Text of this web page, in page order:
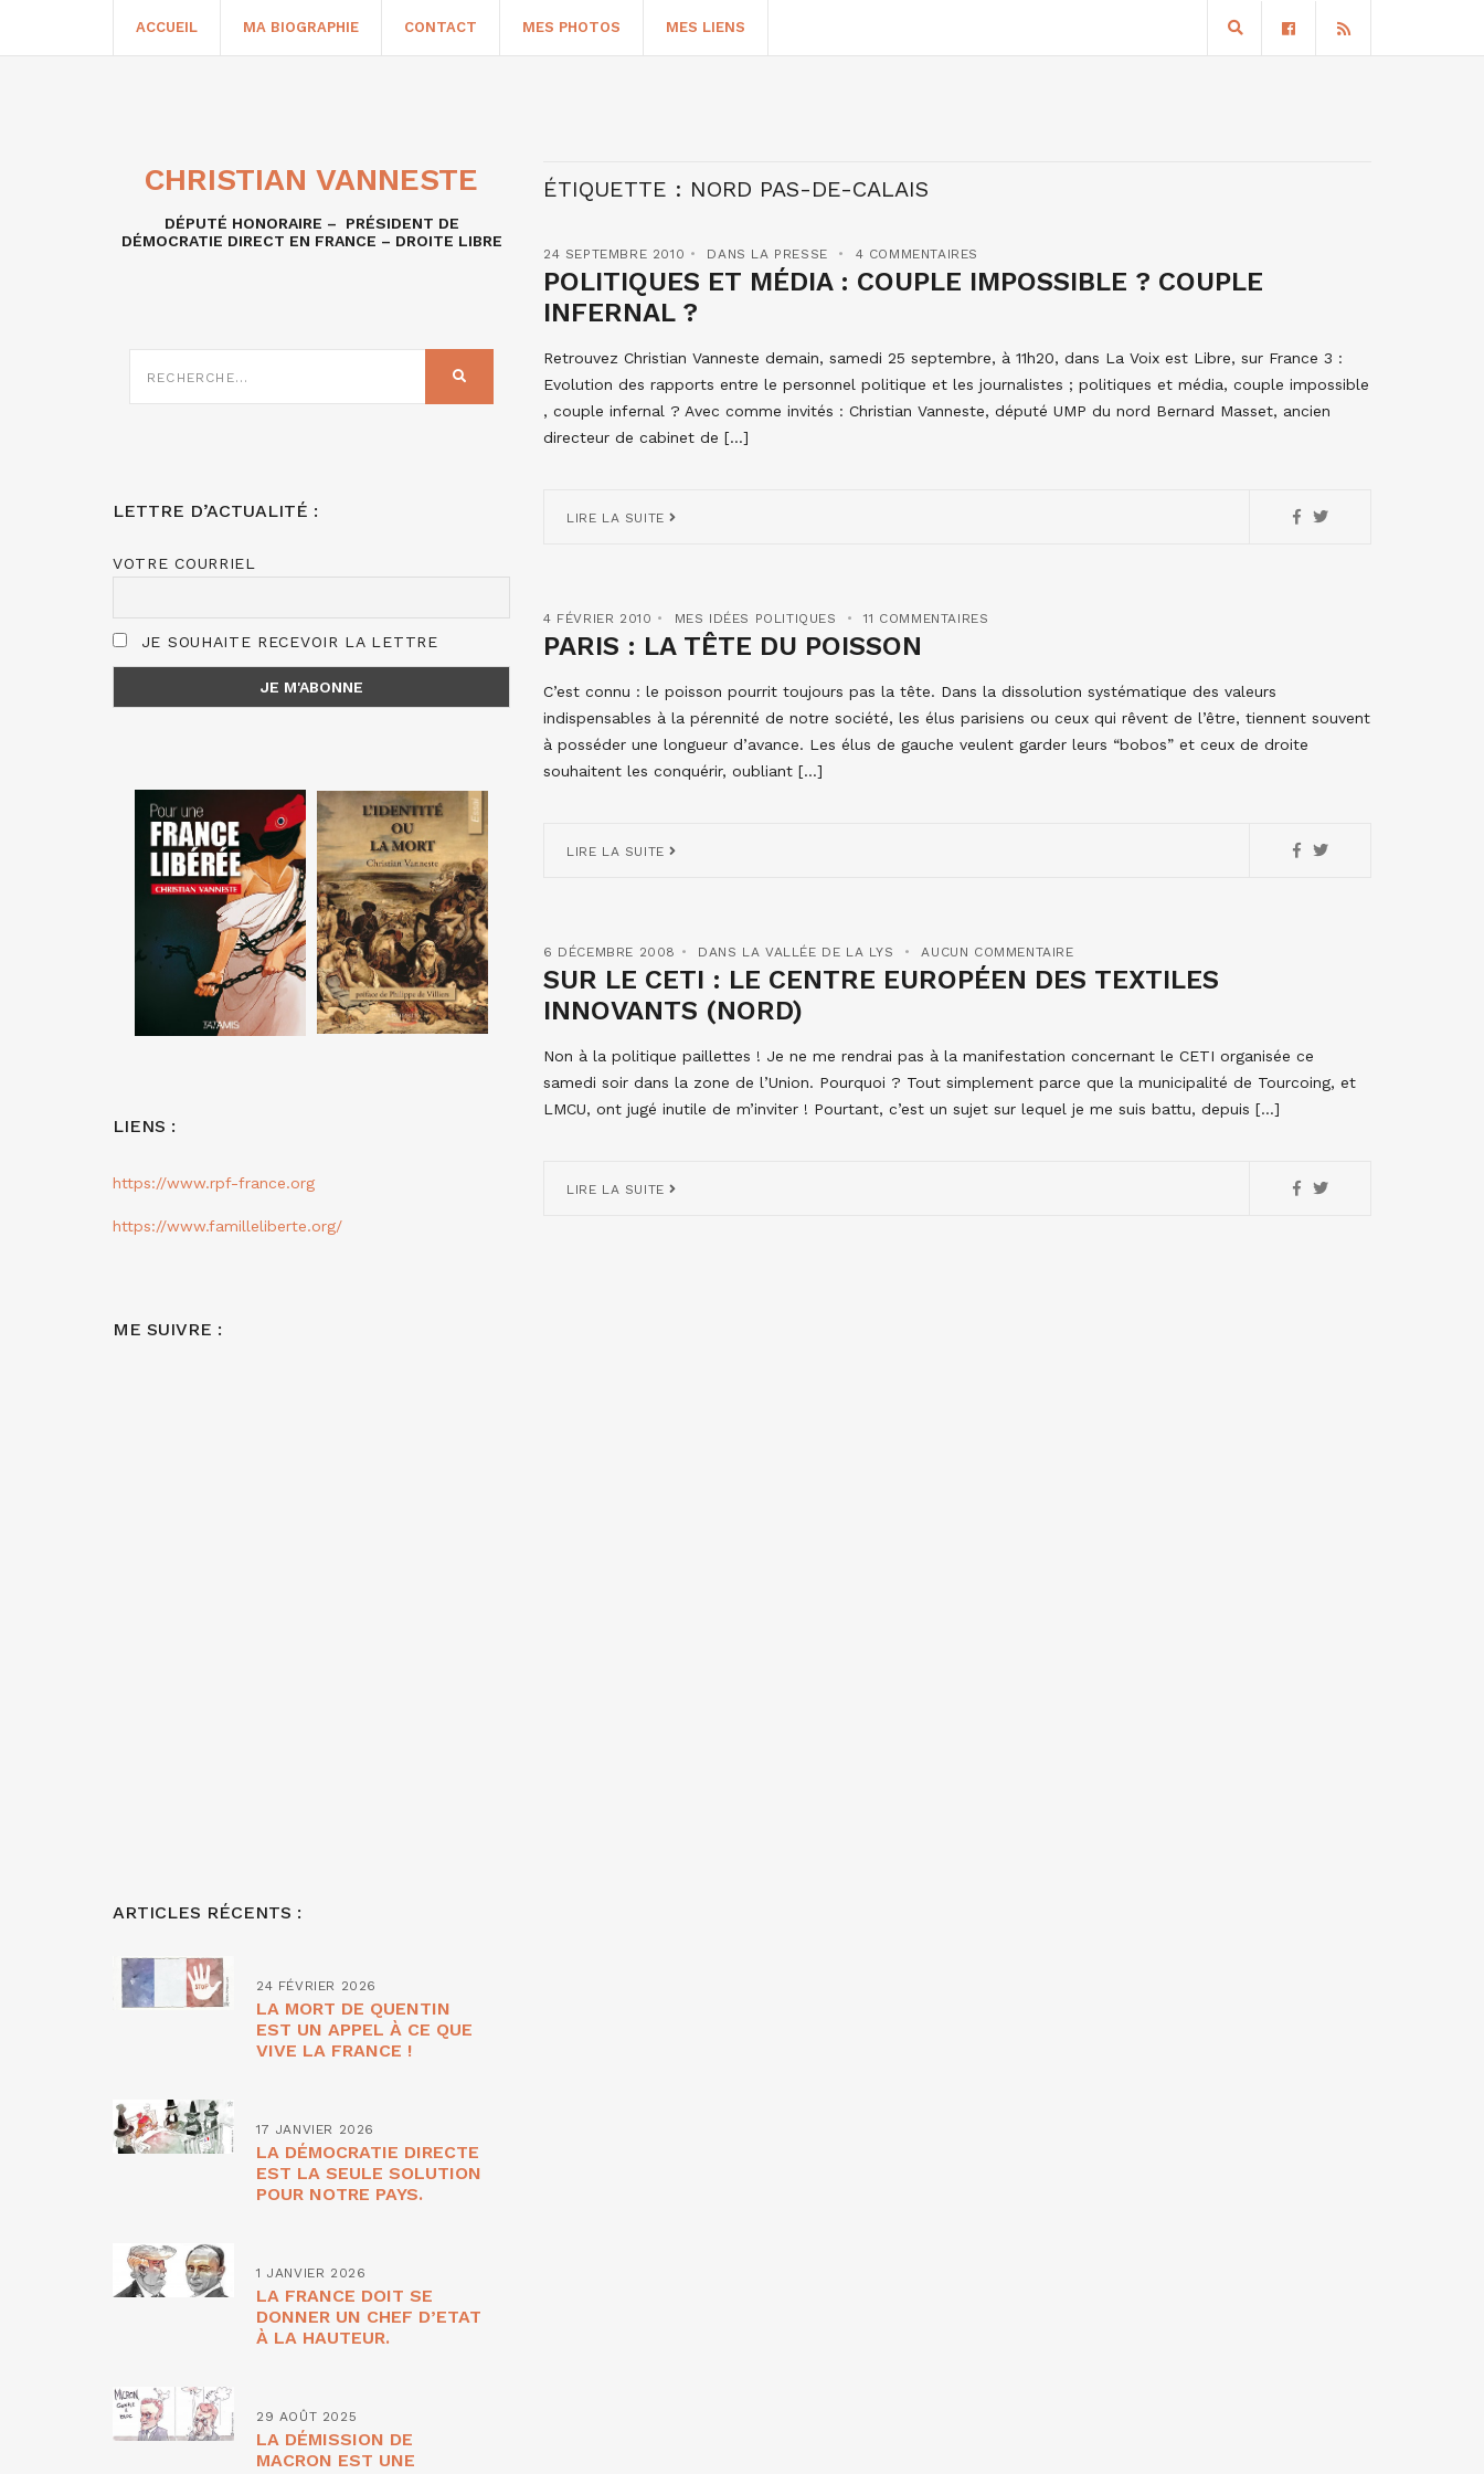
ACCUEIL MA BIOGRAPHIE CONTACT MES PHOTOS MES LIENS
ÉTIQUETTE : NORD PAS-DE-CALAIS
24 SEPTEMBRE 2010 DANS LA PRESSE 4 COMMENTAIRES
POLITIQUES ET MÉDIA : COUPLE IMPOSSIBLE ? COUPLE
INFERNAL ?
Retrouvez Christian Vanneste demain, samedi 25 septembre, à 11h20, dans La Voix est Libre, sur France 3 :
Evolution des rapports entre le personnel politique et les journalistes ; politiques et média, couple impossible
, couple infernal ? Avec comme invités : Christian Vanneste, député UMP du nord Bernard Masset, ancien
directeur de cabinet de […]
LIRE LA SUITE
4 FÉVRIER 2010 MES IDÉES POLITIQUES 11 COMMENTAIRES
PARIS : LA TÊTE DU POISSON
C’est connu : le poisson pourrit toujours pas la tête. Dans la dissolution systématique des valeurs
indispensables à la pérennité de notre société, les élus parisiens ou ceux qui rêvent de l’être, tiennent souvent
à posséder une longueur d’avance. Les élus de gauche veulent garder leurs “bobos” et ceux de droite
souhaitent les conquérir, oubliant […]
LIRE LA SUITE
6 DÉCEMBRE 2008 DANS LA VALLÉE DE LA LYS AUCUN COMMENTAIRE
SUR LE CETI : LE CENTRE EUROPÉEN DES TEXTILES
INNOVANTS (NORD)
Non à la politique paillettes ! Je ne me rendrai pas à la manifestation concernant le CETI organisée ce
samedi soir dans la zone de l’Union. Pourquoi ? Tout simplement parce que la municipalité de Tourcoing, et
LMCU, ont jugé inutile de m’inviter ! Pourtant, c’est un sujet sur lequel je me suis battu, depuis […]
LIRE LA SUITE
CHRISTIAN VANNESTE
DÉPUTÉ HONORAIRE – PRÉSIDENT DE
DÉMOCRATIE DIRECT EN FRANCE – DROITE LIBRE
SUR
LETTRE D’ACTUALITÉ :
VOTRE COURRIEL
JE SOUHAITE RECEVOIR LA LETTRE
LIENS :
https://www.rpf-france.org
https://www.familleliberte.org/
ME SUIVRE :
ARTICLES RÉCENTS :
24 FÉVRIER 2026
LA MORT DE QUENTIN
EST UN APPEL À CE QUE
VIVE LA FRANCE !
17 JANVIER 2026
LA DÉMOCRATIE DIRECTE
EST LA SEULE SOLUTION
POUR NOTRE PAYS.
1 JANVIER 2026
LA FRANCE DOIT SE
DONNER UN CHEF D’ETAT
À LA HAUTEUR.
29 AOÛT 2025
LA DÉMISSION DE
MACRON EST UNE